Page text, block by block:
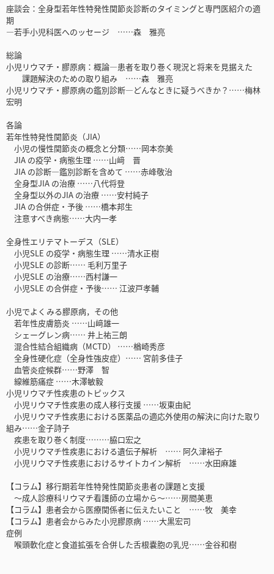
座談会：全身型若年性特発性関節炎診断のタイミングと専門医紹介の適
期
―若手小児科医へのッセージ ……森 雅亮
総論
小児リウマチ・膠原病：概論―患者を取り巻く現況と将来を見据えた
課題解決のための取り組み ……森 雅亮
小児リウマチ・膠原病の鑑別診断―どんなときに疑うべきか？……梅林
宏明
各論
若年性特発性関節炎（JIA）
小児の慢性関節炎の概念と分類……岡本奈美
JIA の疫学・病態生理 ……山﨑 晋
JIA の診断―鑑別診断を含めて ……赤峰敬治
全身型JIA の治療 ……八代将登
全身型以外のJIA の治療 ……安村純子
JIA の合併症・予後 ……橋本邦生
注意すべき病態……大内一孝
全身性エリテマトーデス（SLE）
小児SLE の疫学・病態生理 ……清水正樹
小児SLE の診断…… 毛利万里子
小児SLE の治療……西村謙一
小児SLE の合併症・予後…… 江波戸孝輔
小児でよくみる膠原病，その他
若年性皮膚筋炎 ……山﨑雄一
シェーグレン病…… 井上祐三朗
混合性結合組織病（MCTD） ……楢崎秀彦
全身性硬化症（全身性強皮症）…… 宮前多佳子
血管炎症候群……野澤 智
線維筋痛症 ……木澤敏毅
小児リウマチ性疾患のトピックス
小児リウマチ性疾患の成人移行支援 ……坂東由紀
小児リウマチ性疾患における医薬品の適応外使用の解決に向けた取り
組み……金子詩子
疾患を取り巻く制度………脇口宏之
小児リウマチ性疾患における遺伝子解析 …… 阿久津裕子
小児リウマチ性疾患におけるサイトカイン解析 ……水田麻雄
【コラム】移行期若年性特発性関節炎患者の課題と支援
～成人診療科リウマチ看護師の立場から～……房間美恵
【コラム】患者会から医療関係者に伝えたいこと ……牧 美幸
【コラム】患者会からみた小児膠原病 ……大黒宏司
症例
喉頭軟化症と食道拡張を合併した舌根嚢胞の乳児……金谷和樹